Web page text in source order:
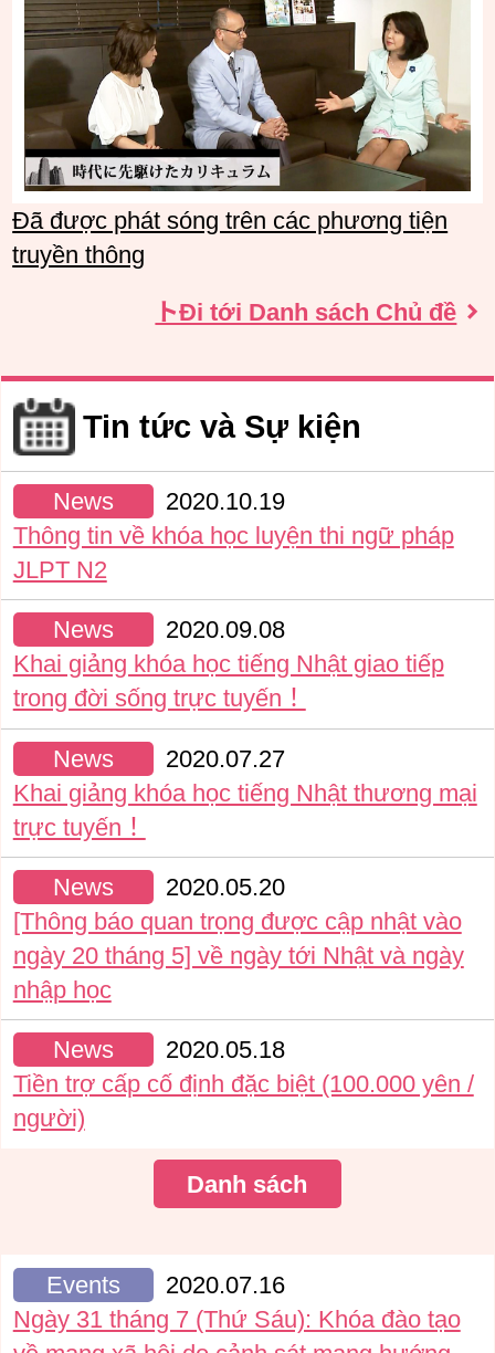
Đã được phát sóng trên các phương tiện
truyền thông
トĐi tới Danh sách Chủ đề
Tin tức và Sự kiện
News
2020.10.19
Thông tin về khóa học luyện thi ngữ pháp
JLPT N2
News
2020.09.08
Khai giảng khóa học tiếng Nhật giao tiếp
trong đời sống trực tuyến！
News
2020.07.27
Khai giảng khóa học tiếng Nhật thương mại
trực tuyến！
News
2020.05.20
[Thông báo quan trọng được cập nhật vào
ngày 20 tháng 5] về ngày tới Nhật và ngày
nhập học
News
2020.05.18
Tiền trợ cấp cố định đặc biệt (100.000 yên /
người)
Danh sách
Events
2020.07.16
Ngày 31 tháng 7 (Thứ Sáu): Khóa đào tạo